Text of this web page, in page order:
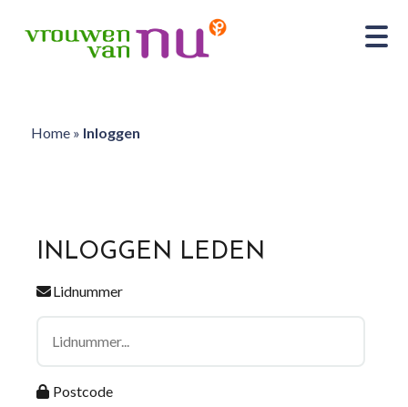
Home» Inloggen
INLOGGEN LEDEN
Lidnummer
Postcode